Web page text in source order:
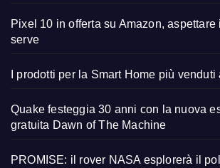
Pixel 10 in offerta su Amazon, aspettare
serve
I prodotti per la Smart Home più
Quake festeggia 30 anni con la nuova
gratuita Dawn of The Machine
PROMISE: il rover NASA esplorerà il